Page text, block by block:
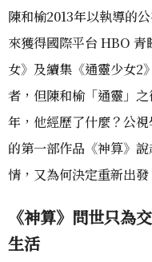
陳和榆2013年以執導的
來獲得國際平台 HBO
女》及續集《通靈少女2
者，但陳和榆「通靈」
年，他經歷了什麼？公
的第一部作品《神算》
情，又為何決定重新出發
《神算》問世只為
生活